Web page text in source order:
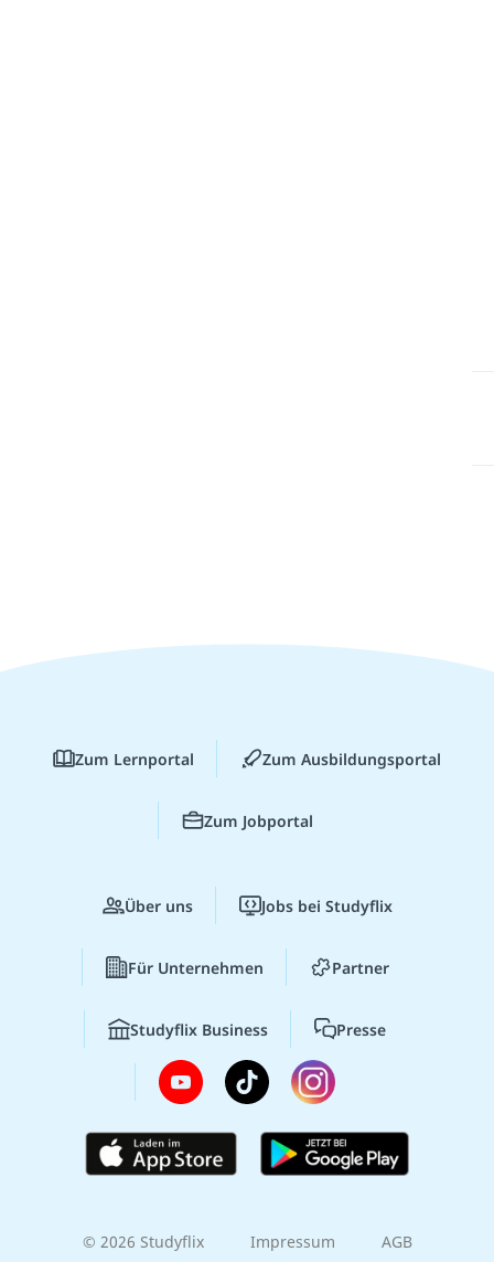
Zum Lernportal Zum Ausbildungsportal
Zum Jobportal
Über uns Jobs bei Studyflix
Für Unternehmen Partner
Studyflix Business Presse
© 2026 Studyflix Impressum AGB